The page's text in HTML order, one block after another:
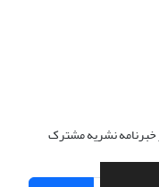
خبرنامه نشریه مشترک